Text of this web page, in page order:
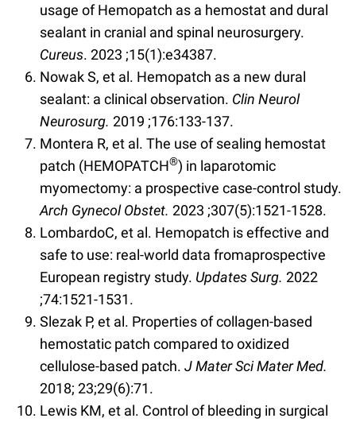
usage of Hemopatch as a hemostat and dural
sealant in cranial and spinal neurosurgery.
Cureus. 2023 ;15(1):e34387.
Nowak S, et al. Hemopatch as a new dural
sealant: a clinical observation. Clin Neurol
Neurosurg. 2019 ;176:133-137.
Montera R, et al. The use of sealing hemostat
patch (HEMOPATCH®) in laparotomic
myomectomy: a prospective case-control study.
Arch Gynecol Obstet. 2023 ;307(5):1521-1528.
LombardoC, et al. Hemopatch is effective and
safe to use: real-world data fromaprospective
European registry study. Updates Surg. 2022
;74:1521-1531.
Slezak P, et al. Properties of collagen-based
hemostatic patch compared to oxidized
cellulose-based patch. J Mater Sci Mater Med.
2018; 23;29(6):71.
Lewis KM, et al. Control of bleeding in surgical